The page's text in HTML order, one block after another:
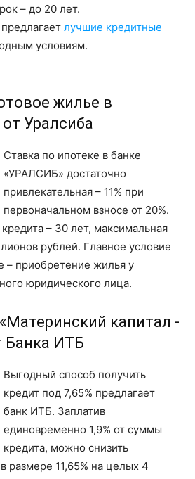
– до 20 лет.
лучшие кредитные
условиям.
жилье в
Уралсиба
Ставка по ипотеке в банке
«УРАЛСИБ» достаточно
привлекательная – 11% при
первоначальном взносе от 20%.
– 30 лет, максимальная
рублей. Главное условие
– приобретение жилья у
юридического лица.
капитал -
Банка ИТБ
Выгодный способ получить
кредит под 7,65% предлагает
банк ИТБ. Заплатив
единовременно 1,9% от суммы
кредита, можно снизить
размере 11,65% на целых 4